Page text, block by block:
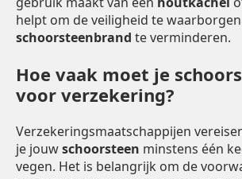
helpt om de veiligheid te
schoorsteenbrand te verminderen.
Hoe vaak moet je
voor verzekering?
Verzekeringsmaatschappijen
je jouwschoorsteen minstens één
vegen. Het is belangrijk om de